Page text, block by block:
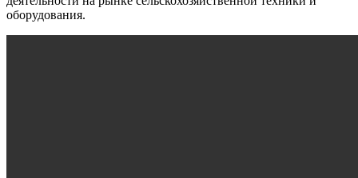
оборудования.